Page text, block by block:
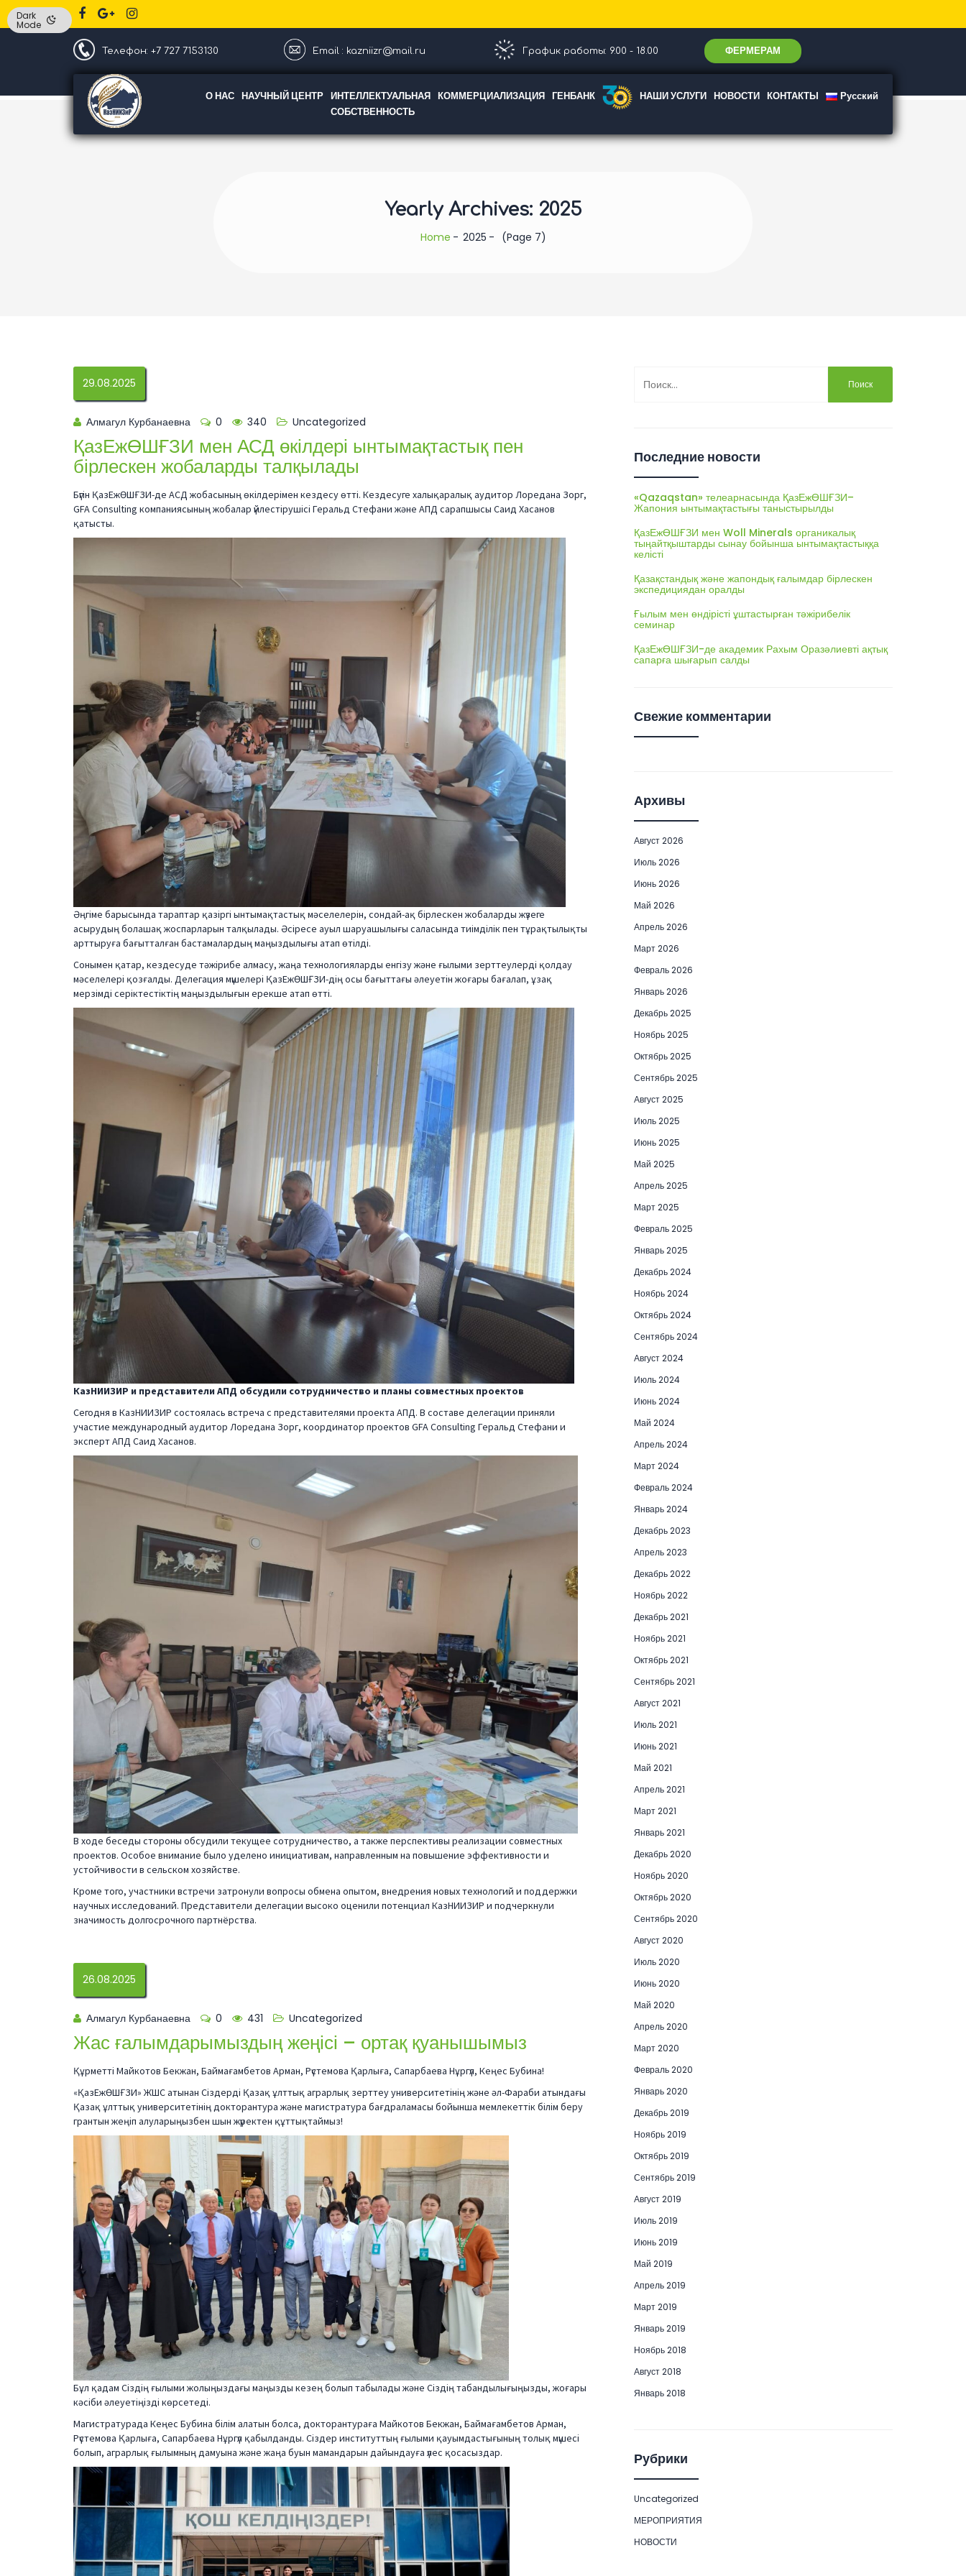
Телефон: +7 727 7153130 Email : kazniizr@mail.ru График работы: 9.00 - 18.00 ФЕРМЕРАМ
О НАС НАУЧНЫЙ ЦЕНТР ИНТЕЛЛЕКТУАЛЬНАЯ
СОБСТВЕННОСТЬ
КОММЕРЦИАЛИЗАЦИЯ ГЕНБАНК НАШИ УСЛУГИ НОВОСТИ КОНТАКТЫ Русский
Yearly Archives: 2025
Home 2025 (Page 7)
29.08.2025
Алмагул Курбанаевна 0 340 Uncategorized
ҚазЕжӨШҒЗИ мен АСД өкілдері ынтымақтастық пен
бірлескен жобаларды талқылады
Бүгін ҚазЕжӨШҒЗИ-де АСД жобасының өкілдерімен кездесу өтті. Кездесуге халықаралық аудитор Лоредана Зорг,
GFA Consulting компаниясының жобалар үйлестірушісі Геральд Стефани және АПД сарапшысы Саид Хасанов
қатысты.
Әңгіме барысында тараптар қазіргі ынтымақтастық мәселелерін, сондай-ақ бірлескен жобаларды жүзеге
асырудың болашақ жоспарларын талқылады. Әсіресе ауыл шаруашылығы саласында тиімділік пен тұрақтылықты
арттыруға бағытталған бастамалардың маңыздылығы атап өтілді.
Сонымен қатар, кездесуде тәжірибе алмасу, жаңа технологияларды енгізу және ғылыми зерттеулерді қолдау
мәселелері қозғалды. Делегация мүшелері ҚазЕжӨШҒЗИ-дің осы бағыттағы әлеуетін жоғары бағалап, ұзақ
мерзімді серіктестіктің маңыздылығын ерекше атап өтті.
КазНИИЗИР и представители АПД обсудили сотрудничество и планы совместных проектов
Сегодня в КазНИИЗИР состоялась встреча с представителями проекта АПД. В составе делегации приняли
участие международный аудитор Лоредана Зорг, координатор проектов GFA Consulting Геральд Стефани и
эксперт АПД Саид Хасанов.
В ходе беседы стороны обсудили текущее сотрудничество, а также перспективы реализации совместных
проектов. Особое внимание было уделено инициативам, направленным на повышение эффективности и
устойчивости в сельском хозяйстве.
Кроме того, участники встречи затронули вопросы обмена опытом, внедрения новых технологий и поддержки
научных исследований. Представители делегации высоко оценили потенциал КазНИИЗИР и подчеркнули
значимость долгосрочного партнёрства.
26.08.2025
Алмагул Курбанаевна 0 431 Uncategorized
Жас ғалымдарымыздың жеңісі – ортақ қуанышымыз
Құрметті Майкотов Бекжан, Баймағамбетов Арман, Рүстемова Қарлыға, Сапарбаева Нұргүл, Кеңес Бубина!
«ҚазЕжӨШҒЗИ» ЖШС атынан Сіздерді Қазақ ұлттық аграрлық зерттеу университетінің және әл-Фараби атындағы
Қазақ ұлттық университетінің докторантура және магистратура бағдраламасы бойынша мемлекеттік білім беру
грантын жеңіп алуларыңызбен шын жүректен құттықтаймыз!
Бұл қадам Сіздің ғылыми жолыңыздағы маңызды кезең болып табылады және Сіздің табандылығыңызды, жоғары
кәсіби әлеуетіңізді көрсетеді.
Магистратурада Кеңес Бубина білім алатын болса, докторантураға Майкотов Бекжан, Баймағамбетов Арман,
Рүстемова Қарлыға, Сапарбаева Нұргүл қабылданды. Сіздер институттың ғылыми қауымдастығының толық мүшесі
болып, аграрлық ғылымның дамуына және жаңа буын мамандарын дайындауға үлес қосасыздар.
Последние новости
«Qazaqstan» телеарнасында ҚазЕжӨШҒЗИ–
Жапония ынтымақтастығы таныстырылды
ҚазЕжӨШҒЗИ мен Woll Minerals органикалық
тыңайтқыштарды сынау бойынша ынтымақтастыққа
келісті
Қазақстандық және жапондық ғалымдар бірлескен
экспедициядан оралды
Ғылым мен өндірісті ұштастырған тәжірибелік
семинар
ҚазЕжӨШҒЗИ-де академик Рахым Оразәлиевті ақтық
сапарға шығарып салды
Свежие комментарии
Архивы
Август 2026
Июль 2026
Июнь 2026
Май 2026
Апрель 2026
Март 2026
Февраль 2026
Январь 2026
Декабрь 2025
Ноябрь 2025
Октябрь 2025
Сентябрь 2025
Август 2025
Июль 2025
Июнь 2025
Май 2025
Апрель 2025
Март 2025
Февраль 2025
Январь 2025
Декабрь 2024
Ноябрь 2024
Октябрь 2024
Сентябрь 2024
Август 2024
Июль 2024
Июнь 2024
Май 2024
Апрель 2024
Март 2024
Февраль 2024
Январь 2024
Декабрь 2023
Апрель 2023
Декабрь 2022
Ноябрь 2022
Декабрь 2021
Ноябрь 2021
Октябрь 2021
Сентябрь 2021
Август 2021
Июль 2021
Июнь 2021
Май 2021
Апрель 2021
Март 2021
Январь 2021
Декабрь 2020
Ноябрь 2020
Октябрь 2020
Сентябрь 2020
Август 2020
Июль 2020
Июнь 2020
Май 2020
Апрель 2020
Март 2020
Февраль 2020
Январь 2020
Декабрь 2019
Ноябрь 2019
Октябрь 2019
Сентябрь 2019
Август 2019
Июль 2019
Июнь 2019
Май 2019
Апрель 2019
Март 2019
Январь 2019
Ноябрь 2018
Август 2018
Январь 2018
Рубрики
Uncategorized
МЕРОПРИЯТИЯ
НОВОСТИ
Dark
Mode